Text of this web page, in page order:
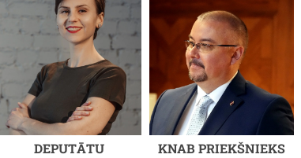
DEPUTĀTU
KNAB PRIEKŠNIEKS